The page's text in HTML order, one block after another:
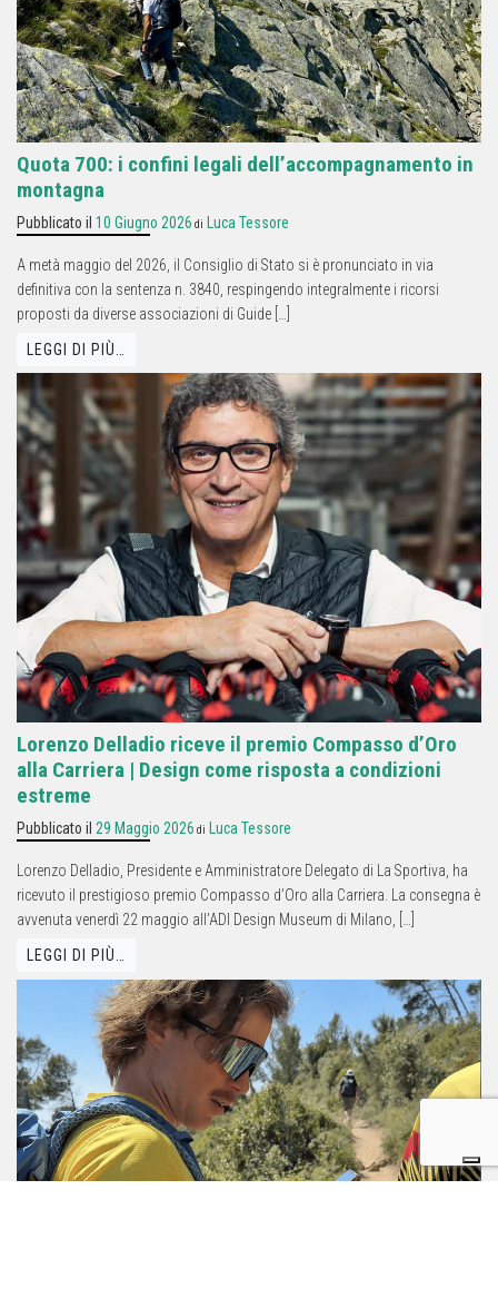
Quota 700: i confini legali dell’accompagnamento in
montagna
Pubblicato il 10 Giugno 2026 di Luca Tessore
A metà maggio del 2026, il Consiglio di Stato si è pronunciato in via
definitiva con la sentenza n. 3840, respingendo integralmente i ricorsi
proposti da diverse associazioni di Guide […]
LEGGI DI PIÙ…
Lorenzo Delladio riceve il premio Compasso d’Oro
alla Carriera | Design come risposta a condizioni
estreme
Pubblicato il 29 Maggio 2026 di Luca Tessore
Lorenzo Delladio, Presidente e Amministratore Delegato di La Sportiva, ha
ricevuto il prestigioso premio Compasso d’Oro alla Carriera. La consegna è
avvenuta venerdì 22 maggio all’ADI Design Museum di Milano, […]
LEGGI DI PIÙ…